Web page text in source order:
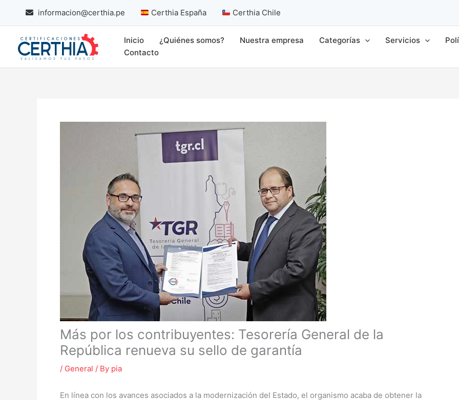
informacion@certhia.pe Certhia España Certhia Chile
Inicio ¿Quiénes somos? Nuestra empresa Categorías Servicios
Contacto
Más por los contribuyentes: Tesorería General de la
República renueva su sello de garantía
/ General / By pia
En línea con los avances asociados a la modernización del Estado, el organismo acaba de obtener la